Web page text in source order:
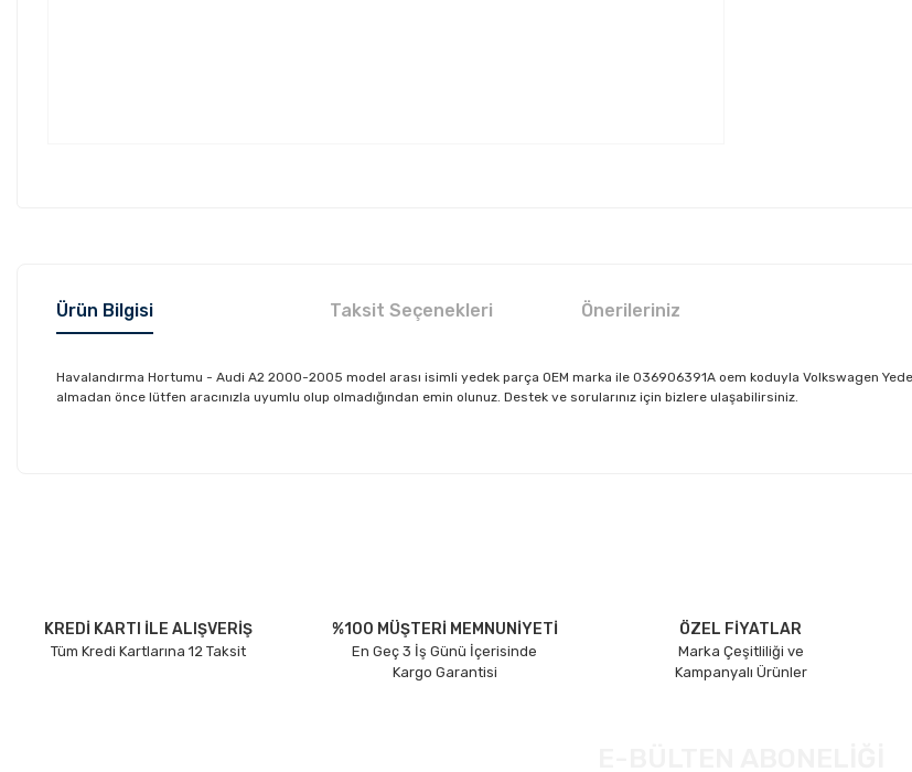
Ürün Bilgisi Taksit Seçenekleri Önerileriniz
Havalandırma Hortumu - Audi A2 2000-2005 model arası isimli yedek parça OEM marka ile 036906391A oem koduyla Volkswagen
almadan önce lütfen aracınızla uyumlu olup olmadığından emin olunuz. Destek ve sorularınız için bizlere ulaşabilirsiniz.
Ürün bilgilerinde hatalar bulunuyor.
Ürün fiyatı diğer sitelerden daha pahalı.
KREDİ KARTI İLE ALIŞVERİŞ
Tüm Kredi Kartlarına 12 Taksit
%100 MÜŞTERİ MEMNUNİYETİ
En Geç 3 İş Günü İçerisinde
Kargo Garantisi
ÖZEL FİYATLAR
Marka Çeşitliliği ve
Kampanyalı Ürünler